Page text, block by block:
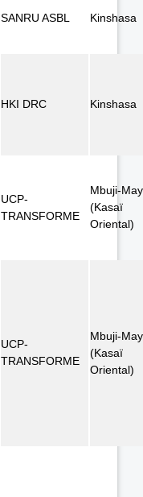
SANRU ASBL Kinshasa
HKI DRC Kinshasa
UCP-
TRANSFORME
Mbuji-
(Kasaï
Oriental)
UCP-
TRANSFORME
Mbuji-
(Kasaï
Oriental)